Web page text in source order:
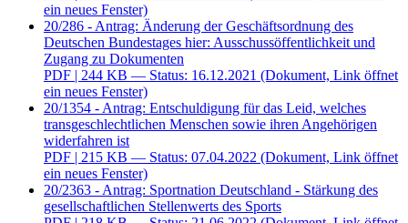
ein neues Fenster)
20/286 - Antrag: Änderung der Geschäftsordnung des
Deutschen Bundestages hier: Ausschussöffentlichkeit und
Zugang zu Dokumenten
PDF | 244 KB — Status: 16.12.2021 (Dokument, Link öffnet
ein neues Fenster)
20/1354 - Antrag: Entschuldigung für das Leid, welches
transgeschlechtlichen Menschen sowie ihren Angehörigen
widerfahren ist
PDF | 215 KB — Status: 07.04.2022 (Dokument, Link öffnet
ein neues Fenster)
20/2363 - Antrag: Sportnation Deutschland - Stärkung des
gesellschaftlichen Stellenwerts des Sports